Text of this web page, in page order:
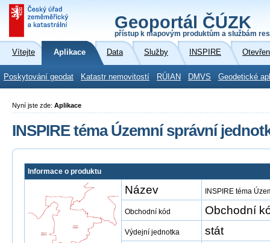
Geoportál ČÚZK
přístup k mapovým produktům a službám
Vítejte Aplikace Data Služby INSPIRE
Poskytování geodat Katastr nemovitostí RÚIAN DMVS Geodetické
Nyní jste zde: Aplikace
INSPIRE téma Územní správní
Informace o produktu
Název INSPIRE téma
Obchodní kód Obchodní
Výdejní jednotka stát